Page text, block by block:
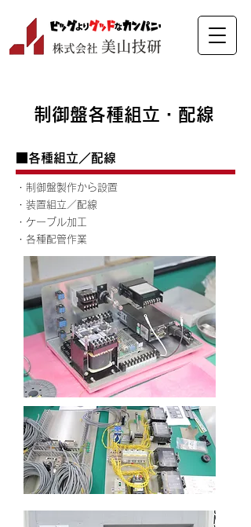
制御盤各種組立・配線
■各種組立／配線
・制御盤製作から設置
・装置組立／配線
・ケーブル加工
​・各種配管作業